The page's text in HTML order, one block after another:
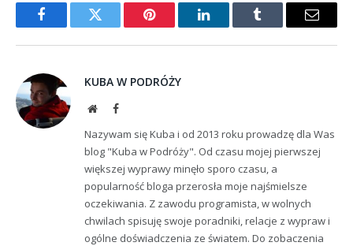
FacebookTwitter Pinterest LinkedInTumblr Email
KUBA W PODRÓŻY
WebsiteFacebook
Nazywam się Kuba i od 2013 roku prowadzę dla Was
blog "Kuba w Podróży". Od czasu mojej pierwszej
większej wyprawy minęło sporo czasu, a
popularność bloga przerosła moje najśmielsze
oczekiwania. Z zawodu programista, w wolnych
chwilach spisuję swoje poradniki, relacje z wypraw i
ogólne doświadczenia ze światem. Do zobaczenia